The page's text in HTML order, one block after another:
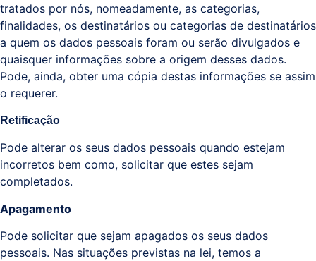
tratados por nós, nomeadamente, as categorias,
finalidades, os destinatários ou categorias de destinatários
a quem os dados pessoais foram ou serão divulgados e
quaisquer informações sobre a origem desses dados.
Pode, ainda, obter uma cópia destas informações se assim
o requerer.
Retificação
Pode alterar os seus dados pessoais quando estejam
incorretos bem como, solicitar que estes sejam
completados.
Apagamento
Pode solicitar que sejam apagados os seus dados
pessoais. Nas situações previstas na lei, temos a